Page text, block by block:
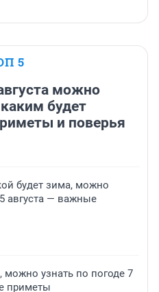
5
можно
будет
и поверья
будет зима, можно
августа — важные
можно узнать по погоде 7
приметы